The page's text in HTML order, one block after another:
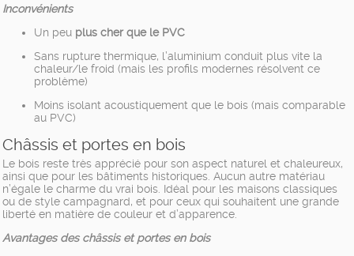
Inconvénients
Un peu plus cher que le PVC
Sans rupture thermique, l’aluminium conduit plus vite la
chaleur/le froid (mais les profils modernes résolvent ce
problème)
Moins isolant acoustiquement que le bois (mais comparable
au PVC)
Châssis et portes en bois
Le bois reste très apprécié pour son aspect naturel et chaleureux,
ainsi que pour les bâtiments historiques. Aucun autre matériau
n’égale le charme du vrai bois. Idéal pour les maisons classiques
ou de style campagnard, et pour ceux qui souhaitent une grande
liberté en matière de couleur et d’apparence.
Avantages des châssis et portes en bois